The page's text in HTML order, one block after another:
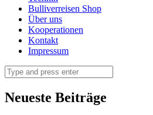
Bulliverreisen Shop
Über uns
Kooperationen
Kontakt
Impressum
Search
Neueste Beiträge